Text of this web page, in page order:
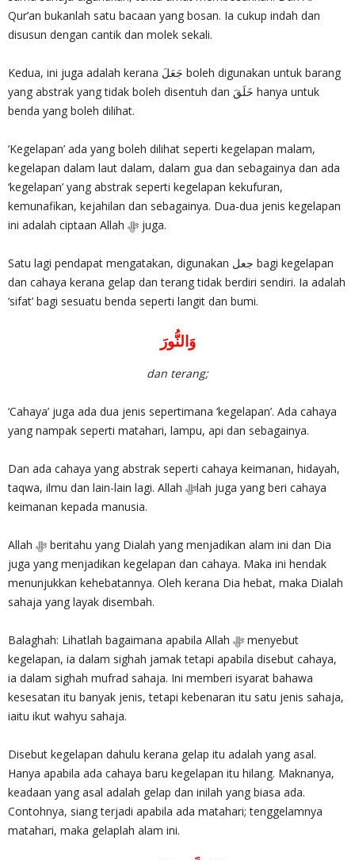
Qur’an bukanlah satu bacaan yang bosan. Ia cukup indah dan
disusun dengan cantik dan molek sekali.
Kedua, ini juga adalah kerana جَعَلَ boleh digunakan untuk barang
yang abstrak yang tidak boleh disentuh dan خَلَقَ hanya untuk
benda yang boleh dilihat.
‘Kegelapan’ ada yang boleh dilihat seperti kegelapan malam,
kegelapan dalam laut dalam, dalam gua dan sebagainya dan ada
‘kegelapan’ yang abstrak seperti kegelapan kekufuran,
kemunafikan, kejahilan dan sebagainya. Dua-dua jenis kegelapan
ini adalah ciptaan Allah ‎ﷻ juga.
Satu lagi pendapat mengatakan, digunakan جعل bagi kegelapan
dan cahaya kerana gelap dan terang tidak berdiri sendiri. Ia adalah
‘sifat’ bagi sesuatu benda seperti langit dan bumi.
وَالنُّورَ
dan terang;
‘Cahaya’ juga ada dua jenis sepertimana ‘kegelapan’. Ada cahaya
yang nampak seperti matahari, lampu, api dan sebagainya.
Dan ada cahaya yang abstrak seperti cahaya keimanan, hidayah,
taqwa, ilmu dan lain-lain lagi. Allah ‎ﷻlah juga yang beri cahaya
keimanan kepada manusia.
Allah ‎ﷻ beritahu yang Dialah yang menjadikan alam ini dan Dia
juga yang menjadikan kegelapan dan cahaya. Maka ini hendak
menunjukkan kehebatannya. Oleh kerana Dia hebat, maka Dialah
sahaja yang layak disembah.
Balaghah: Lihatlah bagaimana apabila Allah ‎ﷻ menyebut
kegelapan, ia dalam sighah jamak tetapi apabila disebut cahaya,
ia dalam sighah mufrad sahaja. Ini memberi isyarat bahawa
kesesatan itu banyak jenis, tetapi kebenaran itu satu jenis sahaja,
iaitu ikut wahyu sahaja.
Disebut kegelapan dahulu kerana gelap itu adalah yang asal.
Hanya apabila ada cahaya baru kegelapan itu hilang. Maknanya,
keadaan yang asal adalah gelap dan inilah yang biasa ada.
Contohnya, siang terjadi apabila ada matahari; tenggelamnya
matahari, maka gelaplah alam ini.